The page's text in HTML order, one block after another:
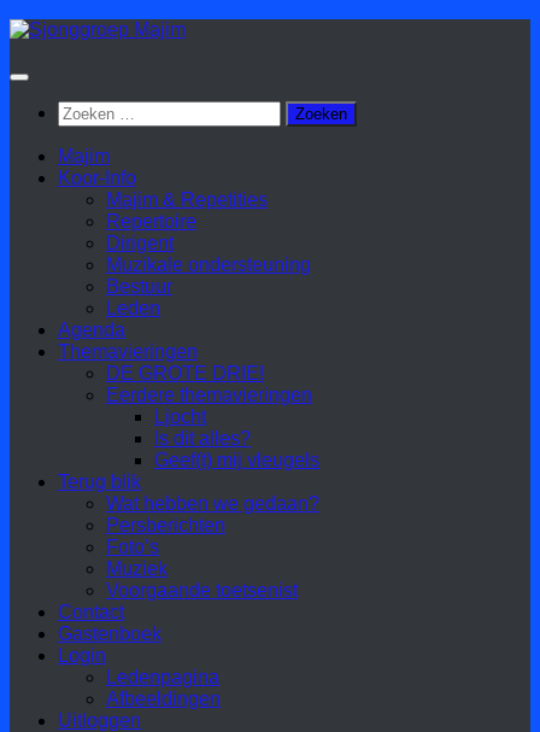
Doorgaan
inhoud
Zoeken
naar:
Majim
Koor-Info
Majim & Repetities
Repertoire
Dirigent
Muzikale ondersteuning
Bestuur
Leden
Agenda
Themavieringen
DE GROTE DRIE!
Eerdere themavieringen
Ljocht
Is dit alles?
Geef(t) mij vleugels
Terug blik
Wat hebben we gedaan?
Persberichten
Foto’s
Muziek
Voorgaande toetsenist
Contact
Gastenboek
Login
Ledenpagina
Afbeeldingen
Uitloggen